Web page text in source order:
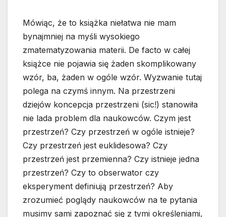
Mówiąc, że to książka niełatwa nie mam
bynajmniej na myśli wysokiego
zmatematyzowania materii. De facto w całej
książce nie pojawia się żaden skomplikowany
wzór, ba, żaden w ogóle wzór. Wyzwanie tutaj
polega na czymś innym. Na przestrzeni
dziejów koncepcja przestrzeni (sic!) stanowiła
nie lada problem dla naukowców. Czym jest
przestrzeń? Czy przestrzeń w ogóle istnieje?
Czy przestrzeń jest euklidesowa? Czy
przestrzeń jest przemienna? Czy istnieje jedna
przestrzeń? Czy to obserwator czy
eksperyment definiują przestrzeń? Aby
zrozumieć poglądy naukowców na te pytania
musimy sami zapoznać się z tymi określeniami,